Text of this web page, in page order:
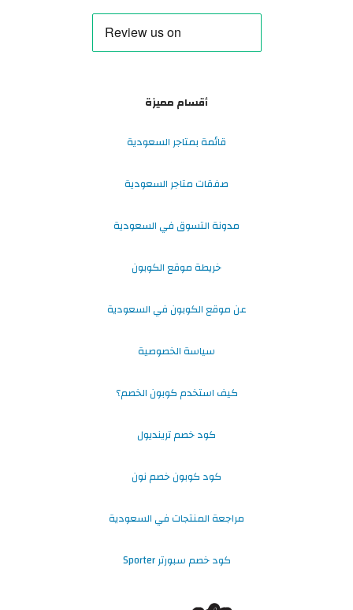
أقسام مميزة
قائمة بمتاجر السعودية
صفقات متاجر السعودية
مدونة التسوق في السعودية
خريطة موقع الكوبون
عن موقع الكوبون في السعودية
سياسة الخصوصية
كيف استخدم كوبون الخصم؟
كود خصم ترينديول
كود كوبون خصم نون
مراجعة المنتجات في السعودية
كود خصم سبورتر Sporter